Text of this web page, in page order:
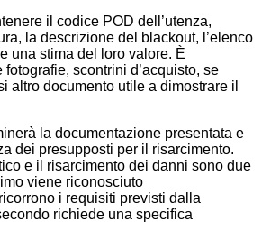
il codice POD dell’utenza,
la descrizione del blackout, l’elenco
una stima del loro valore. È
scontrini d’acquisto, se
altro documento utile a dimostrare il
la documentazione presentata e
dei presupposti per il risarcimento.
e il risarcimento dei danni sono due
viene riconosciuto
i requisiti previsti dalla
richiede una specifica